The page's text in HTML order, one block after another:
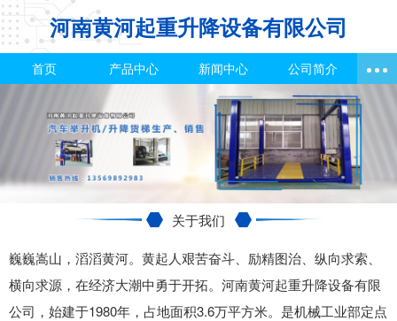
河南黄河起重升降设备有限公司
首页 产品中心 新闻中心 公司简介
关于我们
巍巍嵩山，滔滔黄河。黄起人艰苦奋斗、励精图治、纵向求索、
横向求源，在经济大潮中勇于开拓。河南黄河起重升降设备有限
公司，始建于1980年，占地面积3.6万平方米。是机械工业部定点